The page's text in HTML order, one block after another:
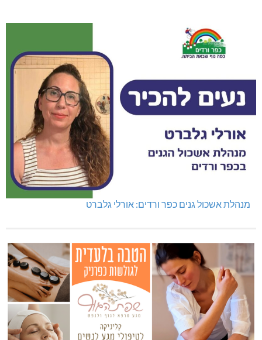
מנהלת אשכול גנים כפר ורדים: אורלי גלברט